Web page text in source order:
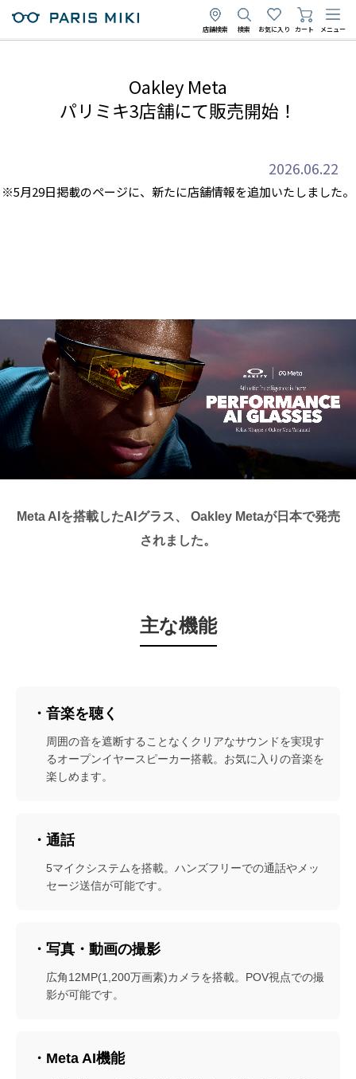
店舗検索 検索 お気に入り カート メニュー
Oakley Meta
パリミキ3店舗にて販売開始！
2026.06.22
※5月29日掲載のページに、新たに店舗情報を追加いたしました。
Meta AIを搭載したAIグラス、 Oakley Metaが日本で発売
されました。
主な機能
・音楽を聴く
周囲の音を遮断することなくクリアなサウンドを実現す
るオープンイヤースピーカー搭載。お気に入りの音楽を
楽しめます。
・通話
5マイクシステムを搭載。ハンズフリーでの通話やメッ
セージ送信が可能です。
・写真・動画の撮影
広角12MP(1,200万画素)カメラを搭載。POV視点での撮
影が可能です。
・Meta AI機能